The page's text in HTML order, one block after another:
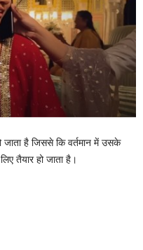
है जिससे कि वर्तमान में उसके
तैयार हो जाता है।